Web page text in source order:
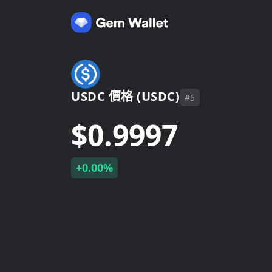
USDC 價格 (USDC) #5
$0.9997
+0.00%